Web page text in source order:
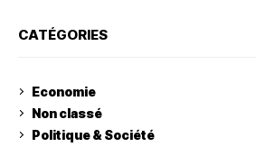
CATÉGORIES
Economie
Non classé
Politique & Société